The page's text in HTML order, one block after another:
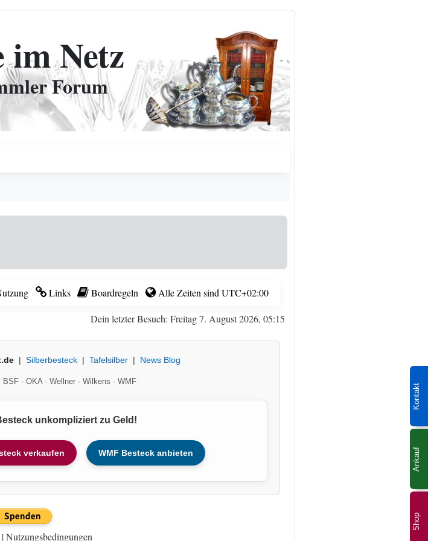
Shop
Kontakt
Ankauf
im Netz
Forum
Links Boardregeln Alle Zeiten sindUTC+02:00
Dein letzter Besuch: Freitag 7. August 2026, 05:15
| Silberbesteck| Tafelsilber| News Blog
BSF ·OKA·Wellner ·Wilkens ·WMF
unkompliziert zu Geld!
verkaufen WMF Besteck anbieten
|Nutzungsbedingungen